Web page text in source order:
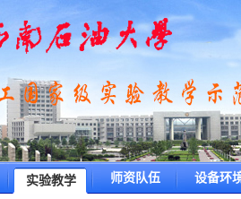
实验教学 师资队伍 设备环